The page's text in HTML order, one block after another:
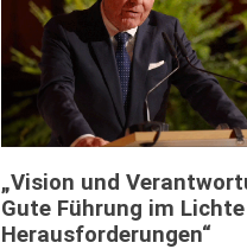
„Vision und
Gute Führung im
Herausforderungen“